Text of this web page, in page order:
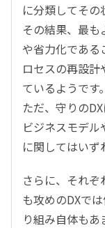
に分類してその
その結果、最
や省力化である
ロセスの再設
ているようです。
ただ、守りの
ビジネスモデ
に関してはいず
さらに、それ
も攻めのDXで
り組み自体も